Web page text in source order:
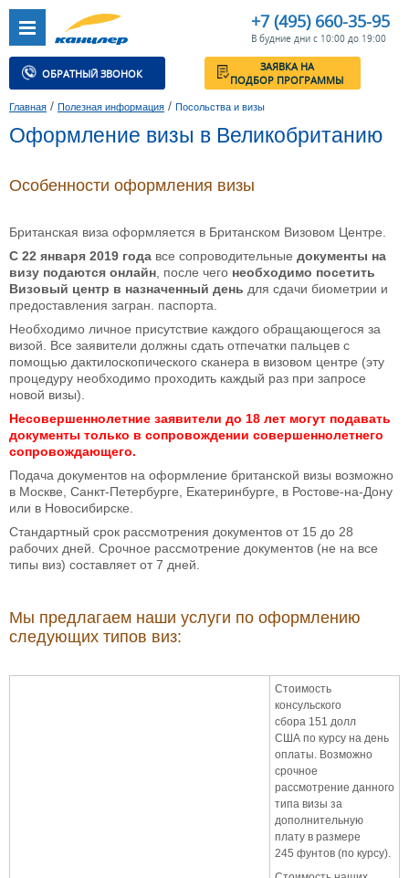
+7 (495) 660-35-95
В будние дни с 10:00 до 19:00
ОБРАТНЫЙ ЗВОНОК
ЗАЯВКА НА
ПОДБОР ПРОГРАММЫ
Главная / Полезная информация / Посольства и визы
Оформление визы в Великобританию
Особенности оформления визы
Британская виза оформляется в Британском Визовом Центре.
С 22 января 2019 года все сопроводительные документы на
визу подаются онлайн , после чего необходимо посетить
Визовый центр в назначенный день для сдачи биометрии и
предоставления загран. паспорта.
Необходимо личное присутствие каждого обращающегося за
визой. Все заявители должны сдать отпечатки пальцев с
помощью дактилоскопического сканера в визовом центре (эту
процедуру необходимо проходить каждый раз при запросе
новой визы).
Несовершеннолетние заявители до 18 лет могут подавать
документы только в сопровождении совершеннолетнего
сопровождающего.
Подача документов на оформление британской визы возможно
в Москве, Санкт-Петербурге, Екатеринбурге, в Ростове-на-Дону
или в Новосибирске.
Стандартный срок рассмотрения документов от 15 до 28
рабочих дней. Срочное рассмотрение документов (не на все
типы виз) составляет от 7 дней.
Мы предлагаем наши услуги по оформлению
следующих типов виз:
Стоимость
консульского
сбора 151 долл
США по курсу на день
оплаты. Возможно
срочное
рассмотрение данного
типа визы за
дополнительную
плату в размере
245 фунтов (по курсу).